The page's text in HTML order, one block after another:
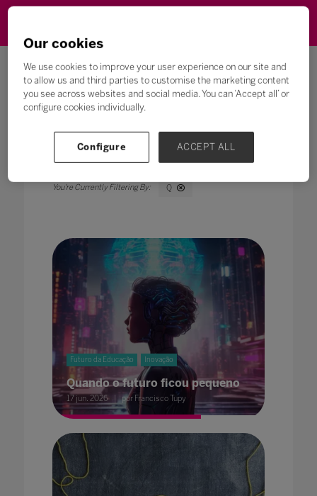
Todos 0 - 9 C D
Q
Futuro da Educação Inovação
Quando o futuro ficou pequeno
17 jun. 2026 por Francisco Tupy
Our cookies
We use cookies to improve your user experience on our site and
to allow us and third parties to customise the marketing content
you see across websites and social media. You can ‘Accept all’ or
configure cookies individually.
Configure ACCEPT ALL